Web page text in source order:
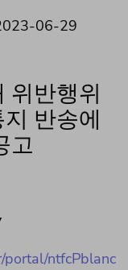
06-29
위반행위
반송에
고
ntfcPblanc